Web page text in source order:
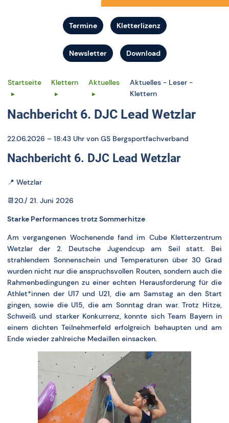
Termine Kletterlizenz
Newsletter Download
Startseite Klettern Aktuelles
Aktuelles - Leser -
Klettern
Nachbericht 6. DJC Lead Wetzlar
22.06.2026 – 18:43 Uhr von GS Bergsportfachverband
Nachbericht 6. DJC Lead Wetzlar
📍 Wetzlar
📆20./ 21. Juni 2026
Starke Performances trotz Sommerhitze
Am vergangenen Wochenende fand im Cube Kletterzentrum
Wetzlar der 2. Deutsche Jugendcup am Seil statt. Bei
strahlendem Sonnenschein und Temperaturen über 30 Grad
wurden nicht nur die anspruchsvollen Routen, sondern auch die
Rahmenbedingungen zu einer echten Herausforderung für die
Athlet*innen der U17 und U21, die am Samstag an den Start
gingen, sowie die U15, die am Sonntag dran war. Trotz Hitze,
Schweiß und starker Konkurrenz, konnte sich Team Bayern in
einem dichten Teilnehmerfeld erfolgreich behaupten und am
Ende wieder zahlreiche Medaillen einsacken.